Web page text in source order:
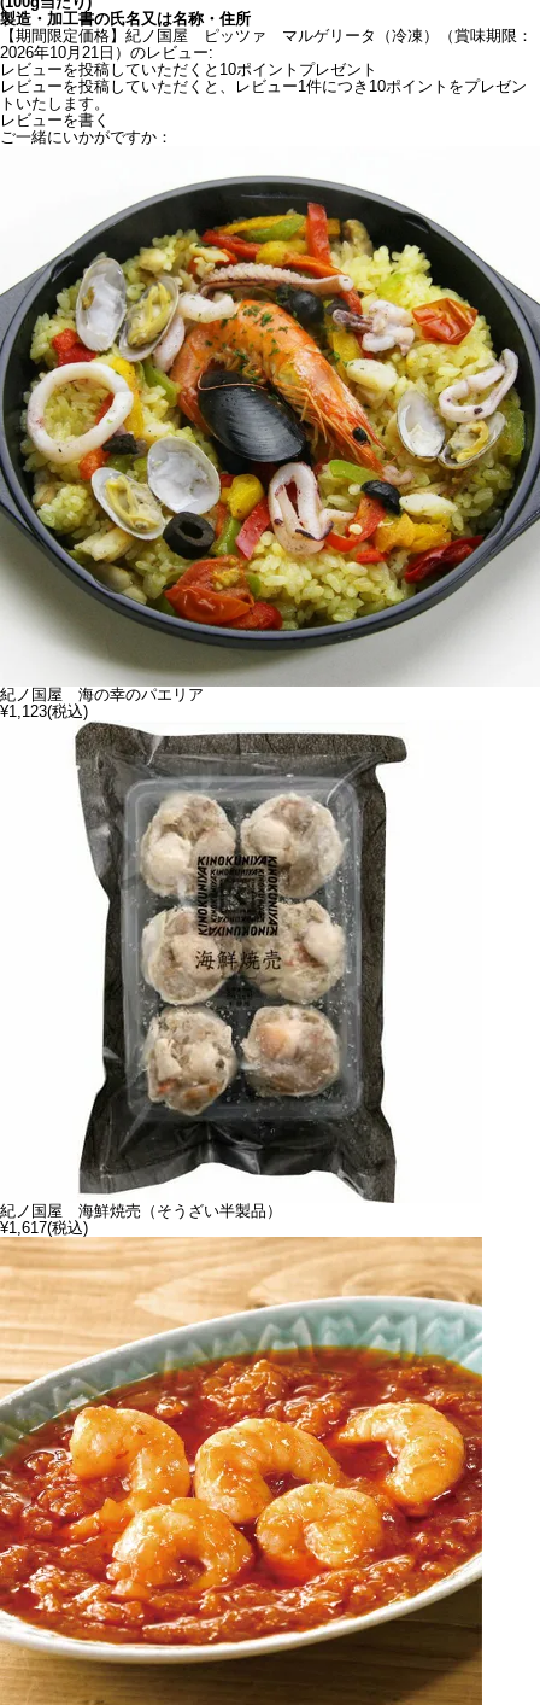
製造・加工書の氏名又は名称・住所
【期間限定価格】紀ノ国屋 ピッツァ マルゲリータ（冷凍）（賞味期限：
2026年10月21日）のレビュー:
レビューを投稿していただくと10ポイントプレゼント
レビューを投稿していただくと、レビュー1件につき10ポイントをプレゼン
トいたします。
レビューを書く
ご一緒にいかがですか：
紀ノ国屋 海の幸のパエリア
¥1,123(税込)
紀ノ国屋 海鮮焼売（そうざい半製品）
¥1,617(税込)